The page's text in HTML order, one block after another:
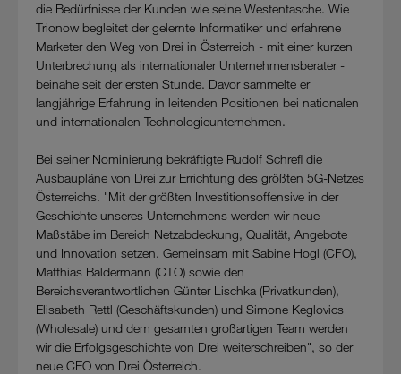
die Bedürfnisse der Kunden wie seine Westentasche. Wie
Trionow begleitet der gelernte Informatiker und erfahrene
Marketer den Weg von Drei in Österreich - mit einer kurzen
Unterbrechung als internationaler Unternehmensberater -
beinahe seit der ersten Stunde. Davor sammelte er
langjährige Erfahrung in leitenden Positionen bei nationalen
und internationalen Technologieunternehmen.
Bei seiner Nominierung bekräftigte Rudolf Schrefl die
Ausbaupläne von Drei zur Errichtung des größten 5G-Netzes
Österreichs. "Mit der größten Investitionsoffensive in der
Geschichte unseres Unternehmens werden wir neue
Maßstäbe im Bereich Netzabdeckung, Qualität, Angebote
und Innovation setzen. Gemeinsam mit Sabine Hogl (CFO),
Matthias Baldermann (CTO) sowie den
Bereichsverantwortlichen Günter Lischka (Privatkunden),
Elisabeth Rettl (Geschäftskunden) und Simone Keglovics
(Wholesale) und dem gesamten großartigen Team werden
wir die Erfolgsgeschichte von Drei weiterschreiben", so der
neue CEO von Drei Österreich.